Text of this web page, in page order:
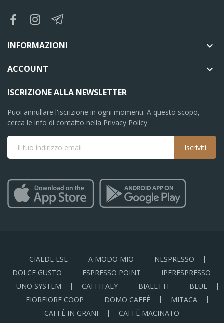
INFORMAZIONI 
ACCOUNT 
ISCRIZIONE ALLA NEWSLETTER
Puoi annullare l'iscrizione in ogni momenti. A questo scopo,
cerca le info di contatto nella Privacy Policy.
Iscriviti
CIALDE ESE A MODO MIO
NESPRESSO
DOLCE GUSTO
ESPRESSO POINT
IPERESPRESSO
UNO SYSTEM
CAFFITALY BIALETTI
BLUE
FIORFIORE COOP
DOMO CAFFÈ
MITACA
CAFFÈ IN GRANI
CAFFÈ MACINATO